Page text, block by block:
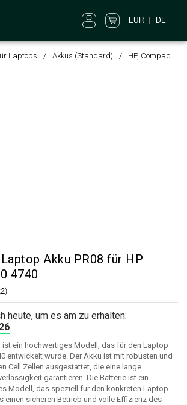
EUR DE
Laptops Akkus (Standard) HP, Compaq
Akku PR08 für HP
4740
heute, um es am zu erhalten:
ist ein hochwertiges Modell, das für den Laptop
entwickelt wurde. Der Akku ist mit robusten und
Cell Zellen ausgestattet, die eine lange
garantieren. Die Batterie ist ein
Modell, das speziell für den konkreten Laptop
einen sicheren Betrieb und volle Effizienz des